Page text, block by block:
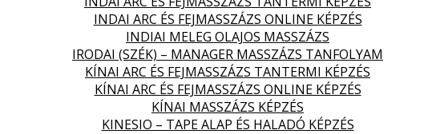
INDAI ARC ÉS FEJMASSZÁZS ONLINE KÉPZÉS
INDIAI MELEG OLAJOS MASSZÁZS
IRODAI (SZÉK) – MANAGER MASSZÁZS TANFOLYAM
KÍNAI ARC ÉS FEJMASSZÁZS TANTERMI KÉPZÉS
KÍNAI ARC ÉS FEJMASSZÁZS ONLINE KÉPZÉS
KÍNAI MASSZÁZS KÉPZÉS
KINESIO – TAPE ALAP ÉS HALADÓ KÉPZÉS